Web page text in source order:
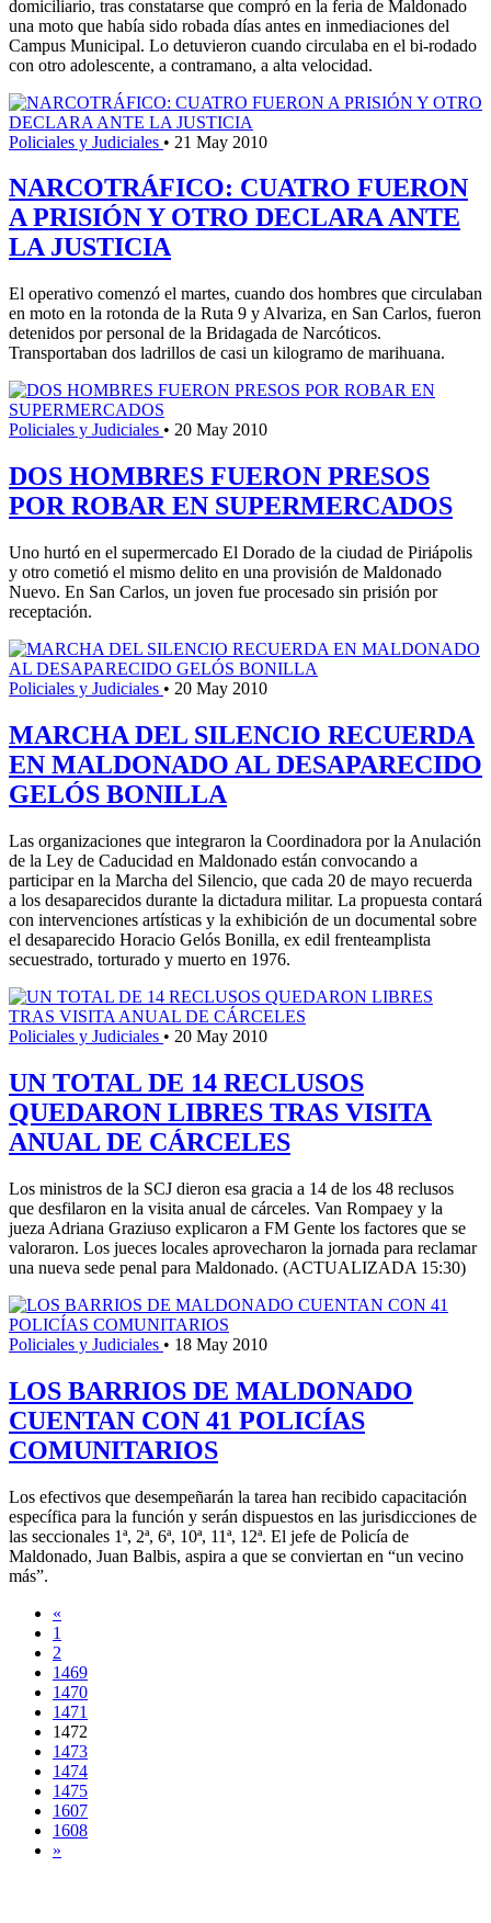
domiciliario, tras constatarse que compró en la feria de Maldonado
una moto que había sido robada días antes en inmediaciones del
Campus Municipal. Lo detuvieron cuando circulaba en el bi-rodado
con otro adolescente, a contramano, a alta velocidad.
Policiales y Judiciales • 21 May 2010
NARCOTRÁFICO: CUATRO FUERON
A PRISIÓN Y OTRO DECLARA ANTE
LA JUSTICIA
El operativo comenzó el martes, cuando dos hombres que circulaban
en moto en la rotonda de la Ruta 9 y Alvariza, en San Carlos, fueron
detenidos por personal de la Bridagada de Narcóticos.
Transportaban dos ladrillos de casi un kilogramo de marihuana.
Policiales y Judiciales • 20 May 2010
DOS HOMBRES FUERON PRESOS
POR ROBAR EN SUPERMERCADOS
Uno hurtó en el supermercado El Dorado de la ciudad de Piriápolis
y otro cometió el mismo delito en una provisión de Maldonado
Nuevo. En San Carlos, un joven fue procesado sin prisión por
receptación.
Policiales y Judiciales • 20 May 2010
MARCHA DEL SILENCIO RECUERDA
EN MALDONADO AL DESAPARECIDO
GELÓS BONILLA
Las organizaciones que integraron la Coordinadora por la Anulación
de la Ley de Caducidad en Maldonado están convocando a
participar en la Marcha del Silencio, que cada 20 de mayo recuerda
a los desaparecidos durante la dictadura militar. La propuesta contará
con intervenciones artísticas y la exhibición de un documental sobre
el desaparecido Horacio Gelós Bonilla, ex edil frenteamplista
secuestrado, torturado y muerto en 1976.
Policiales y Judiciales • 20 May 2010
UN TOTAL DE 14 RECLUSOS
QUEDARON LIBRES TRAS VISITA
ANUAL DE CÁRCELES
Los ministros de la SCJ dieron esa gracia a 14 de los 48 reclusos
que desfilaron en la visita anual de cárceles. Van Rompaey y la
jueza Adriana Graziuso explicaron a FM Gente los factores que se
valoraron. Los jueces locales aprovecharon la jornada para reclamar
una nueva sede penal para Maldonado. (ACTUALIZADA 15:30)
Policiales y Judiciales • 18 May 2010
LOS BARRIOS DE MALDONADO
CUENTAN CON 41 POLICÍAS
COMUNITARIOS
Los efectivos que desempeñarán la tarea han recibido capacitación
específica para la función y serán dispuestos en las jurisdicciones de
las seccionales 1ª, 2ª, 6ª, 10ª, 11ª, 12ª. El jefe de Policía de
Maldonado, Juan Balbis, aspira a que se conviertan en “un vecino
más”.
«
1
2
1469
1470
1471
1472
1473
1474
1475
1607
1608
»